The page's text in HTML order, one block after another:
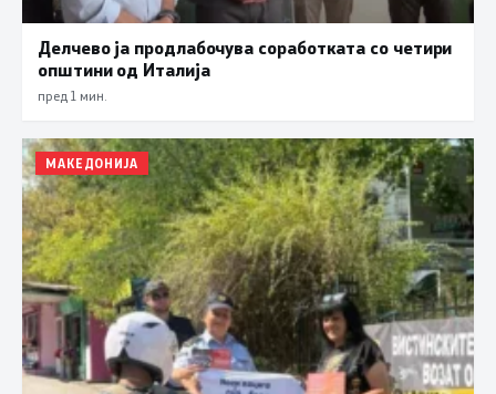
Делчево ја продлабочува соработката со четири
општини од Италија
пред 1 мин.
МАКЕДОНИЈА